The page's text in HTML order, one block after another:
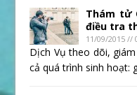
Thám tử
điều tra
11/09/2015 //
Dịch Vụ theo dõi,
cả quá trình sinh hoạt: